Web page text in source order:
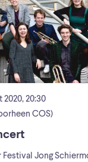
2020, 20:30
COS)
Festival Jong